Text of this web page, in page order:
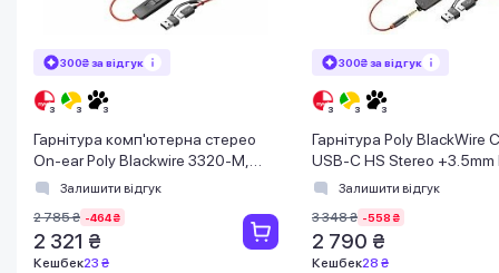
300₴ за відгук
Гарнітура комп'ютерна стерео
On-ear Poly Blackwire 3320-M,
USB-A, USB-C, всеспрямований,
Залишити відгук
2 785 ₴ -464 ₴
2 321 ₴
Кешбек23 ₴
300₴ за відгук
Гарнітура Poly BlackWire
USB-C HS Stereo +3.5mm
+USB-C/A Adapter (Bulk)
Залишити відгук
3 348 ₴ -558 ₴
2 790 ₴
Кешбек28 ₴